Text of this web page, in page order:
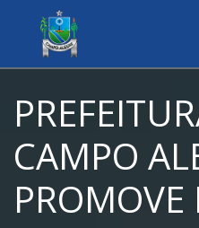
CAMPO